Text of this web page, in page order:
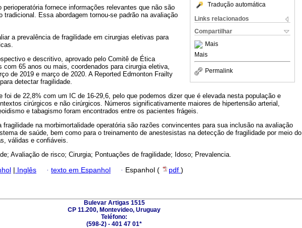
Tradução automática
Links relacionados
Compartilhar
Mais
Mais
Permalink
fornece informações relevantes que não são
tradicional. Essa abordagem tornou-se padrão na avaliação
a prevalência de fragilidade em cirurgias eletivas para
e descritivo, aprovado pelo Comitê de Ética
65 anos ou mais, coordenados para cirurgia eletiva,
de 2019 e março de 2020. A Reported Edmonton Frailty
detectar fragilidade.
foi de 22,8% com um IC de 16-29,6, pelo que podemos dizer que é elevada nesta população e
cirúrgicos e não cirúrgicos. Números significativamente maiores de hipertensão arterial,
e tabagismo foram encontrados entre os pacientes frágeis.
fragilidade na morbimortalidade operatória são razões convincentes para sua inclusão na avaliação
de saúde, bem como para o treinamento de anestesistas na detecção de fragilidade por meio do
válidas e confiáveis.
Avaliação de risco; Cirurgia; Pontuações de fragilidade; Idoso; Prevalencia.
| Inglês · texto em Espanhol · Espanhol ( pdf )
Bulevar Artigas 1515
CP 11.200, Montevideo, Uruguay
Teléfono:
(598-2) - 401 47 01*